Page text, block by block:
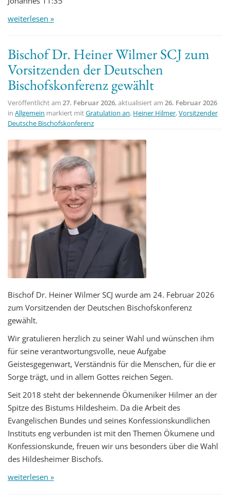
weiterlesen »
Bischof Dr. Heiner Wilmer SCJ zum
Vorsitzenden der Deutschen
Bischofskonferenz gewählt
Veröffentlicht am 27. Februar 2026, aktualisiert am 26. Februar 2026
in Allgemein markiert mitGratulation an, Heiner Hilmer,Vorsitzender
Deutsche Bischofskonferenz
Bischof Dr. Heiner Wilmer SCJ wurde am 24. Februar 2026
zum Vorsitzenden der Deutschen Bischofskonferenz
gewählt.
Wir gratulieren herzlich zu seiner Wahl und wünschen ihm
für seine verantwortungsvolle, neue Aufgabe
Geistesgegenwart, Verständnis für die Menschen, für die er
Sorge trägt, und in allem Gottes reichen Segen.
Seit 2018 steht der bekennende Ökumeniker Hilmer an der
Spitze des Bistums Hildesheim. Da die Arbeit des
Evangelischen Bundes und seines Konfessionskundlichen
Instituts eng verbunden ist mit den Themen Ökumene und
Konfessionskunde, freuen wir uns besonders über die Wahl
des Hildesheimer Bischofs.
weiterlesen »